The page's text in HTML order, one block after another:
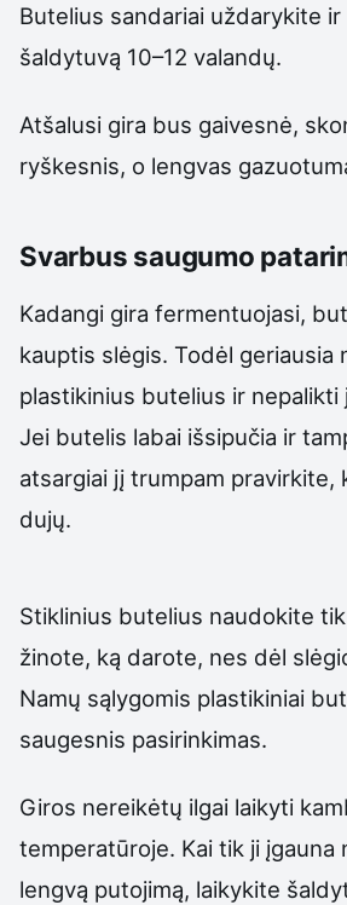
Butelius sandariai uždarykite
šaldytuvą 10–12 valandų.
Atšalusi gira bus gaivesnė,
ryškesnis, o lengvas
Svarbus saugumo
Kadangi gira fermentuojasi,
kauptis slėgis. Todėl geriausia
plastikinius butelius ir nepalikti
Jei butelis labai išsipučia ir
atsargiai jį trumpam pravirkite,
dujų.
Stiklinius butelius naudokite
žinote, ką darote, nes dėl
Namų sąlygomis plastikiniai
saugesnis pasirinkimas.
Giros nereikėtų ilgai laikyti
temperatūroje. Kai tik ji įgauna
lengvą putojimą, laikykite